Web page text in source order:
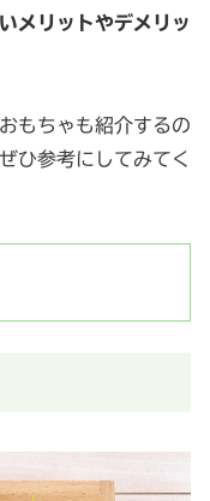
メリットやデメリッ
もちゃも紹介するの
ひ参考にしてみてく